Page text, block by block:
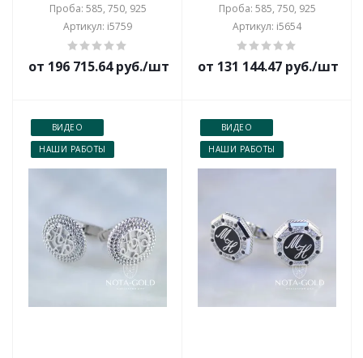
Проба: 585, 750, 925
Артикул: i5759
от 196 715.64 руб./шт
Проба: 585, 750, 925
Артикул: i5654
от 131 144.47 руб./шт
ВИДЕО
НАШИ РАБОТЫ
ВИДЕО
НАШИ РАБОТЫ